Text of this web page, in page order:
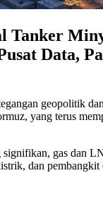
Data,
geopolitik
yang terus
gas dan
dan